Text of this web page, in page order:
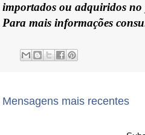
importados ou adquiridos
Para mais informações
Mensagens mais recentes